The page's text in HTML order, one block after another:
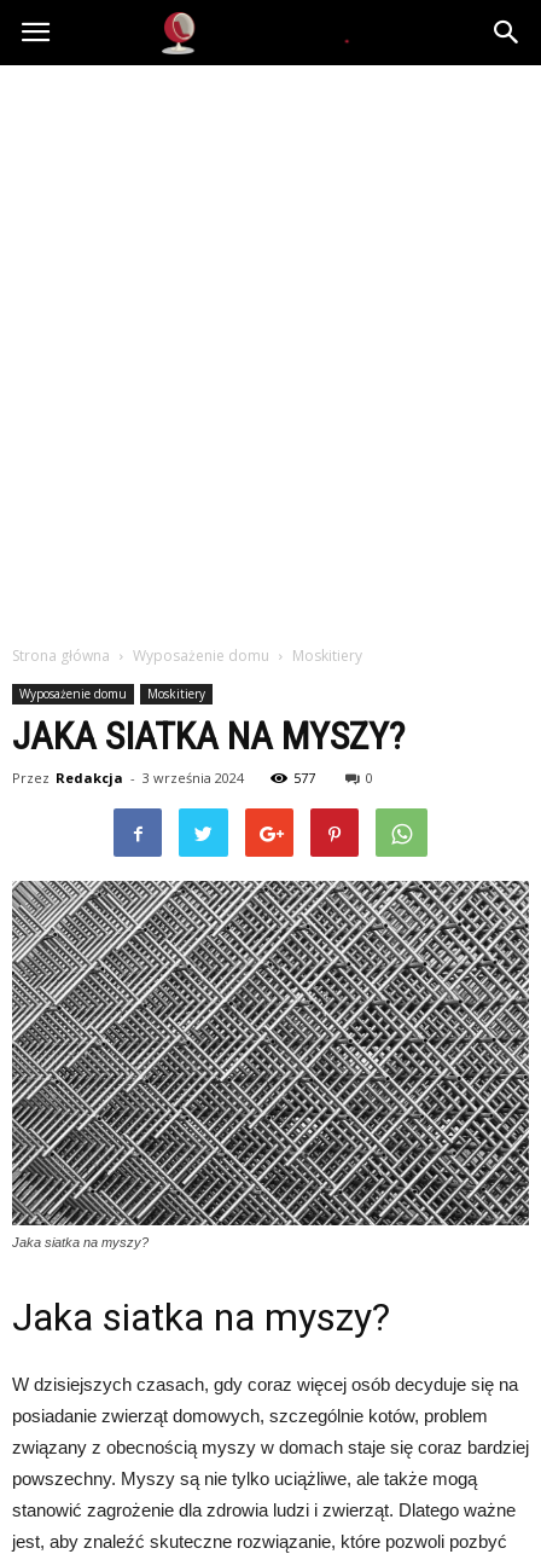
Dekoteria.pl
Strona główna Wyposażenie domu Moskitiery
Wyposażenie domu Moskitiery
JAKA SIATKA NA MYSZY?
Przez Redakcja - 3 września 2024 577 0
Jaka siatka na myszy?
Jaka siatka na myszy?
W dzisiejszych czasach, gdy coraz więcej osób decyduje się na
posiadanie zwierząt domowych, szczególnie kotów, problem
związany z obecnością myszy w domach staje się coraz bardziej
powszechny. Myszy są nie tylko uciążliwe, ale także mogą
stanowić zagrożenie dla zdrowia ludzi i zwierząt. Dlatego ważne
jest, aby znaleźć skuteczne rozwiązanie, które pozwoli pozbyć